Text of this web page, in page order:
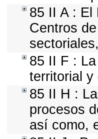
85 II A : El
Centros
85 II F :
territorial y
85 II H :
procesos
así como,